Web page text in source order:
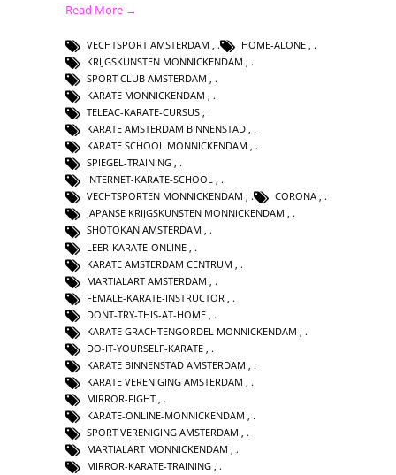
Read More →
VECHTSPORT AMSTERDAM HOME-ALONE
KRIJGSKUNSTEN MONNICKENDAM
SPORT CLUB AMSTERDAM
KARATE MONNICKENDAM
TELEAC-KARATE-CURSUS ,
KARATE AMSTERDAM BINNENSTAD ,
KARATE SCHOOL MONNICKENDAM ,
SPIEGEL-TRAINING ,
INTERNET-KARATE-SCHOOL ,
VECHTSPORTEN MONNICKENDAM , CORONA ,
JAPANSE KRIJGSKUNSTEN MONNICKENDAM ,
SHOTOKAN AMSTERDAM ,
LEER-KARATE-ONLINE
KARATE AMSTERDAM CENTRUM
MARTIALART AMSTERDAM
FEMALE-KARATE-INSTRUCTOR
DONT-TRY-THIS-AT-HOME
KARATE GRACHTENGORDEL MONNICKENDAM
DO-IT-YOURSELF-KARATE
KARATE BINNENSTAD AMSTERDAM
KARATE VERENIGING AMSTERDAM ,
MIRROR-FIGHT ,
KARATE-ONLINE-MONNICKENDAM ,
SPORT VERENIGING AMSTERDAM ,
MARTIALART MONNICKENDAM ,
MIRROR-KARATE-TRAINING ,